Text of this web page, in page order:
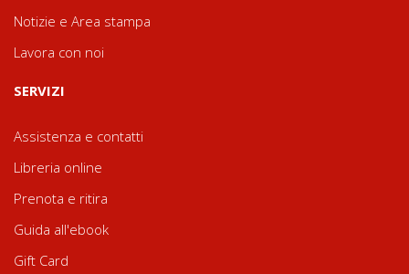
Notizie e Area stampa
Lavora con noi
SERVIZI
Assistenza e contatti
Libreria online
Prenota e ritira
Guida all'ebook
Gift Card